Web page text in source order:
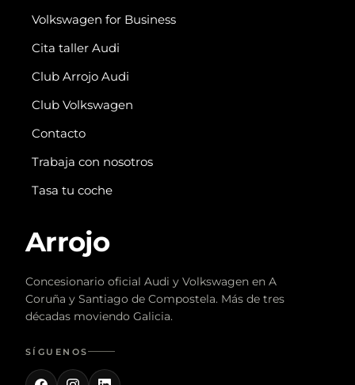
Volkswagen for Business
Cita taller Audi
Club Arrojo Audi
Club Volkswagen
Contacto
Trabaja con nosotros
Tasa tu coche
Arrojo
Concesionario oficial Audi y Volkswagen en A
Coruña y Santiago de Compostela. Más de tres
décadas moviendo Galicia.
SÍGUENOS